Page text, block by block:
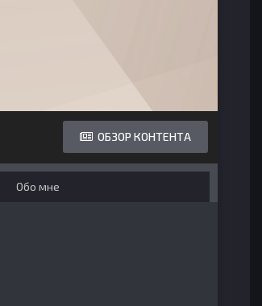
ОБЗОР КОНТЕНТА
Обо мне